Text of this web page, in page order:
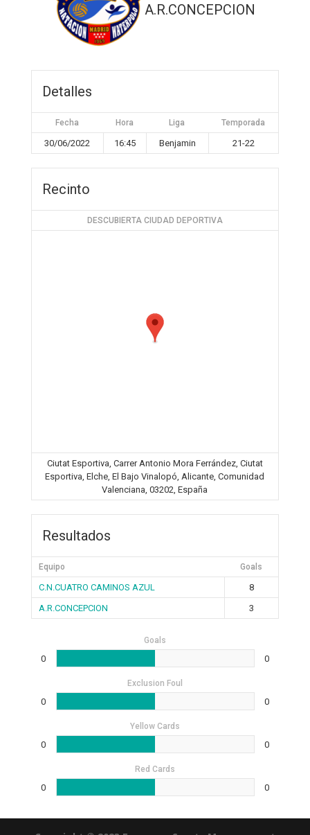
A.R.CONCEPCION
Detalles
Fecha Hora Liga Temporada
30/06/2022 16:45 Benjamin 21-22
Recinto
DESCUBIERTA CIUDAD DEPORTIVA
Ciutat Esportiva, Carrer Antonio Mora Ferrández, Ciutat
Esportiva, Elche, El Bajo Vinalopó, Alicante, Comunidad
Valenciana, 03202, España
Resultados
Equipo Goals
C.N.CUATRO CAMINOS AZUL
8
A.R.CONCEPCION
3
Goals
0 0
Exclusion Foul
0 0
Yellow Cards
0 0
Red Cards
0 0